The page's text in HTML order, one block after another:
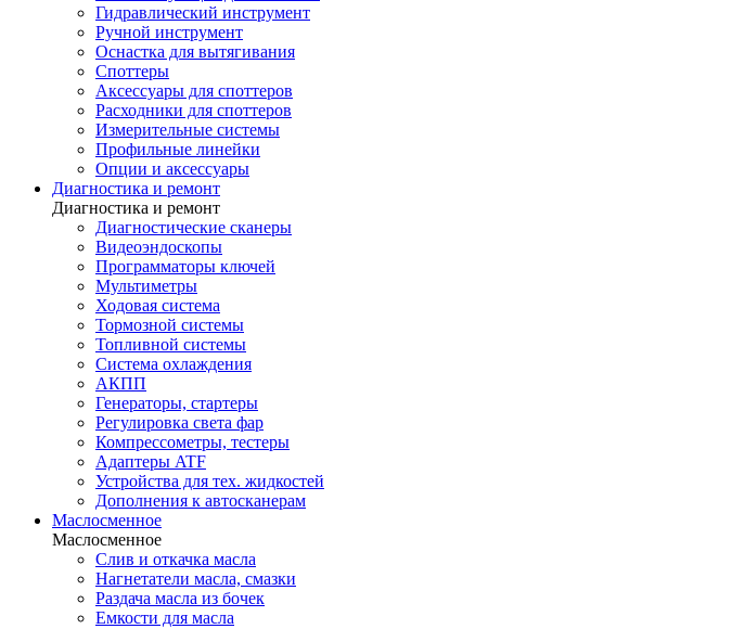
Гидравлический инструмент
Ручной инструмент
Оснастка для вытягивания
Споттеры
Аксессуары для споттеров
Расходники для споттеров
Измерительные системы
Профильные линейки
Опции и аксессуары
Диагностика и ремонт
Диагностика и ремонт
Диагностические сканеры
Видеоэндоскопы
Программаторы ключей
Мультиметры
Ходовая система
Тормозной системы
Топливной системы
Система охлаждения
АКПП
Генераторы, стартеры
Регулировка света фар
Компрессометры, тестеры
Адаптеры ATF
Устройства для тех. жидкостей
Дополнения к автосканерам
Маслосменное
Маслосменное
Слив и откачка масла
Нагнетатели масла, смазки
Раздача масла из бочек
Емкости для масла